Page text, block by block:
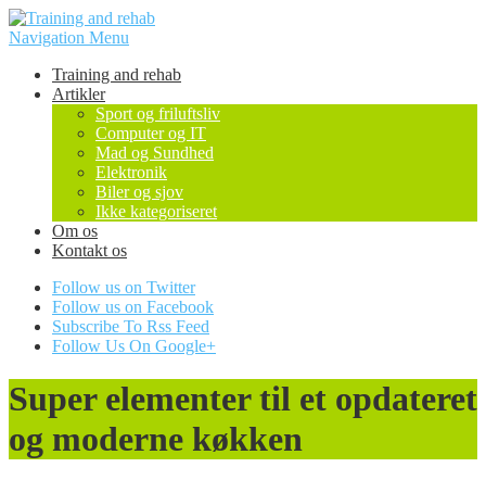
Navigation Menu
Training and rehab
Artikler
Sport og friluftsliv
Computer og IT
Mad og Sundhed
Elektronik
Biler og sjov
Ikke kategoriseret
Om os
Kontakt os
Follow us on Twitter
Follow us on Facebook
Subscribe To Rss Feed
Follow Us On Google+
Super elementer til et opdateret
og moderne køkken